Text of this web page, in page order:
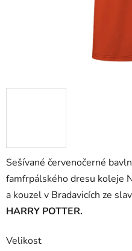
Sešívané červenočerné
famfrpálského dresu koleje
a kouzel v Bradavicích ze
HARRY POTTER.
Velikost